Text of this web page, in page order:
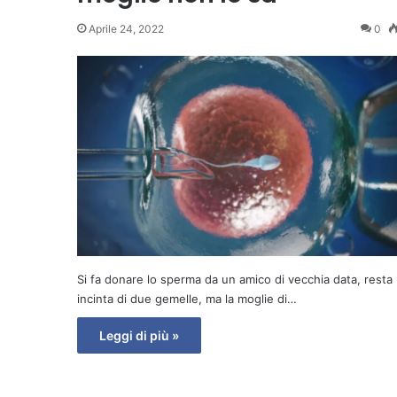
Aprile 24, 2022 0
Si fa donare lo sperma da un amico di vecchia data, resta
incinta di due gemelle, ma la moglie di…
Leggi di più »